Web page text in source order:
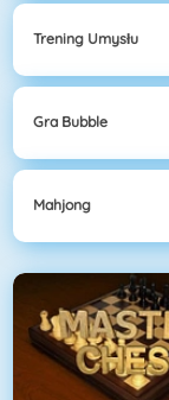
Trening Umysłu
Gra Bubble
Mahjong